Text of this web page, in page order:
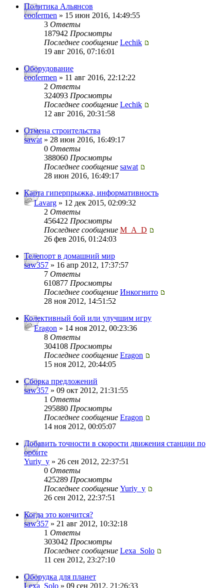
Политика Альянсов
coolermen » 15 июн 2016, 14:49:55
3 Ответы
187942 Просмотры
Последнее сообщение Lechik
19 авг 2016, 07:16:01
Оборудование
coolermen » 11 авг 2016, 22:12:22
2 Ответы
324093 Просмотры
Последнее сообщение Lechik
12 авг 2016, 20:31:58
Отмена строительства
sawat » 28 июн 2016, 16:49:17
0 Ответы
388060 Просмотры
Последнее сообщение sawat
28 июн 2016, 16:49:17
Карта гиперпрыжка, информативность
Lavarg » 12 дек 2015, 02:09:32
2 Ответы
456422 Просмотры
Последнее сообщение M_A_D
26 фев 2016, 01:24:03
Телепорт в домашний мир
saw357 » 16 апр 2012, 17:37:57
7 Ответы
610877 Просмотры
Последнее сообщение Инкогнито
28 ноя 2012, 14:51:52
Колективный бой или улучшим игру
Eragon » 14 ноя 2012, 00:23:36
8 Ответы
304108 Просмотры
Последнее сообщение Eragon
15 ноя 2012, 20:44:05
Сборка предложений
saw357 » 09 окт 2012, 21:31:55
1 Ответы
295880 Просмотры
Последнее сообщение Eragon
14 ноя 2012, 00:05:07
Добавить точности в скорости движения станции по
орбите
Yuriy_y » 26 сен 2012, 22:37:51
0 Ответы
425289 Просмотры
Последнее сообщение Yuriy_y
26 сен 2012, 22:37:51
Когда это кончится?
saw357 » 21 авг 2012, 10:32:18
1 Ответы
303042 Просмотры
Последнее сообщение Lexa_Solo
11 сен 2012, 23:27:10
Оборудка для планет
Lexa_Solo » 09 сен 2012, 21:26:33